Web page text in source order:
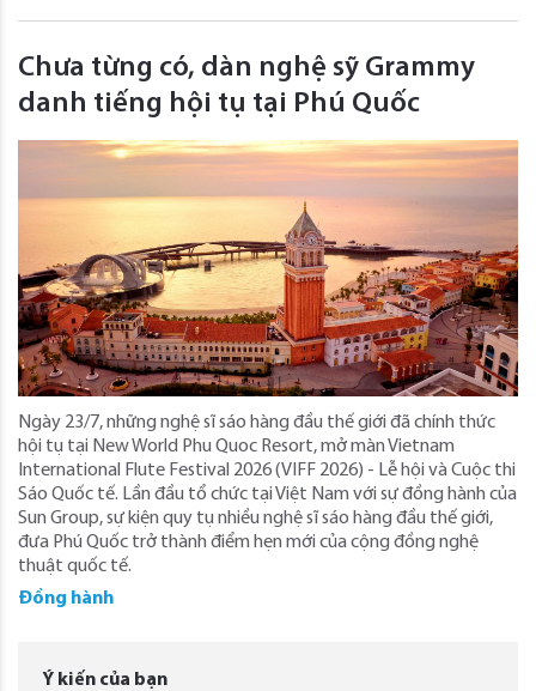
Chưa từng có, dàn nghệ sỹ Grammy
danh tiếng hội tụ tại Phú Quốc
Ngày 23/7, những nghệ sĩ sáo hàng đầu thế giới đã chính thức
hội tụ tại New World Phu Quoc Resort, mở màn Vietnam
International Flute Festival 2026 (VIFF 2026) - Lễ hội và Cuộc thi
Sáo Quốc tế. Lần đầu tổ chức tại Việt Nam với sự đồng hành của
Sun Group, sự kiện quy tụ nhiều nghệ sĩ sáo hàng đầu thế giới,
đưa Phú Quốc trở thành điểm hẹn mới của cộng đồng nghệ
thuật quốc tế.
Đồng hành
Ý kiến của bạn